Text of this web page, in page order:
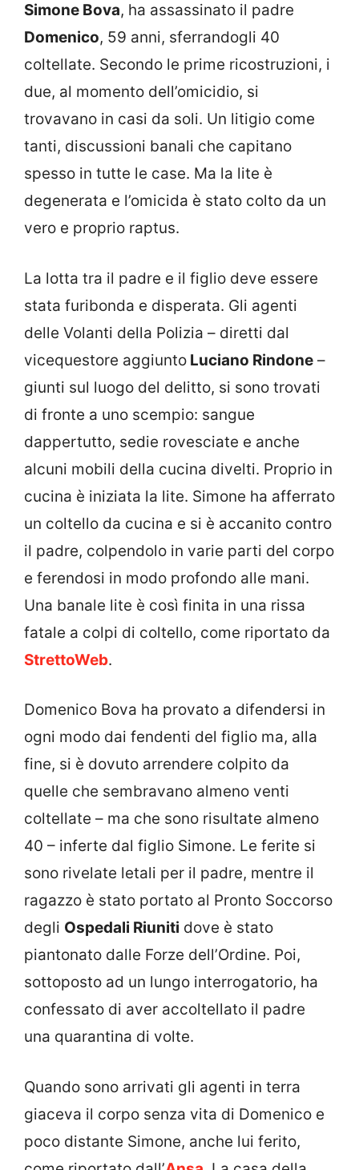
Simone Bova, ha assassinato il padre
Domenico, 59 anni, sferrandogli 40
coltellate. Secondo le prime ricostruzioni, i
due, al momento dell’omicidio, si
trovavano in casi da soli. Un litigio come
tanti, discussioni banali che capitano
spesso in tutte le case. Ma la lite è
degenerata e l’omicida è stato colto da un
vero e proprio raptus.
La lotta tra il padre e il figlio deve essere
stata furibonda e disperata. Gli agenti
delle Volanti della Polizia – diretti dal
vicequestore aggiunto Luciano Rindone –
giunti sul luogo del delitto, si sono trovati
di fronte a uno scempio: sangue
dappertutto, sedie rovesciate e anche
alcuni mobili della cucina divelti. Proprio in
cucina è iniziata la lite. Simone ha afferrato
un coltello da cucina e si è accanito contro
il padre, colpendolo in varie parti del corpo
e ferendosi in modo profondo alle mani.
Una banale lite è così finita in una rissa
fatale a colpi di coltello, come riportato da
StrettoWeb.
Domenico Bova ha provato a difendersi in
ogni modo dai fendenti del figlio ma, alla
fine, si è dovuto arrendere colpito da
quelle che sembravano almeno venti
coltellate – ma che sono risultate almeno
40 – inferte dal figlio Simone. Le ferite si
sono rivelate letali per il padre, mentre il
ragazzo è stato portato al Pronto Soccorso
degli Ospedali Riuniti dove è stato
piantonato dalle Forze dell’Ordine. Poi,
sottoposto ad un lungo interrogatorio, ha
confessato di aver accoltellato il padre
una quarantina di volte.
Quando sono arrivati gli agenti in terra
giaceva il corpo senza vita di Domenico e
poco distante Simone, anche lui ferito,